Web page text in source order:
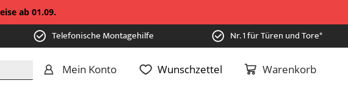
ab 01.09.
Telefonische Montagehilfe Nr. 1 für Türen und Tore*
Warenkorb
Mein Konto Wunschzettel